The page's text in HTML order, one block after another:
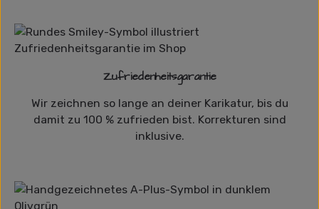
Zufriedenheitsgarantie
Wir zeichnen so lange an deiner Karikatur, bis du
damit zu 100 % zufrieden bist. Korrekturen sind
inklusive.